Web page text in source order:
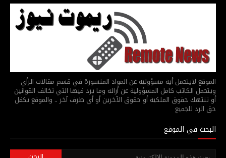
الموقع لايتحمل أية مسؤولية عن المواد المنشورة في قسم مقالات الرأي
ويتحمل الكاتب كامل المسؤولية عن أرائه وما يرد فيها التي تخالف القوانين
أو تنتهك حقوق الملكية أو حقوق الآخرين أو أي طرف آخر .. والموقع يكفل
حق الرد للجميع
البحث في الموقع